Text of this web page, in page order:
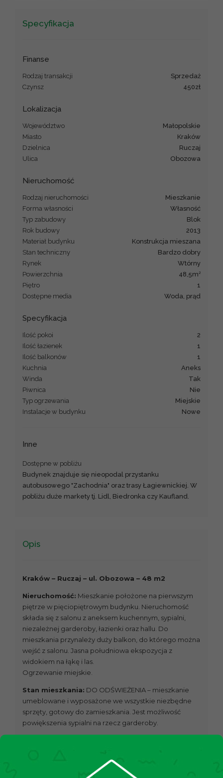
Specyfikacja
Finanse
Rodzaj transakcji
sprzedaż
Czynsz
450zł
Lokalizacja
Województwo
małopolskie
Miasto
Kraków
Dzielnica
Ruczaj
Ulica
Obozowa
Nieruchomość
Rodzaj nieruchomości
mieszkanie
Forma własności
Własność
Typ zabudowy
blok
Rok budowy
2013
Materiał budynku
konstrukcja mieszana
Stan techniczny
Bardzo dobry
Rynek
Wtórny
Powierzchnia
48,5m 2
Piętro
1
Dostępne media
woda, prąd
Specyfikacja
Ilość pokoi
2
Ilość łazienek
1
Ilość balkonów
1
Kuchnia
aneks
Winda
Tak
Piwnica
Nie
Typ ogrzewania
miejskie
Instalacje w budynku
nowe
Inne
Dostępne w pobliżu
Budynek znajduje się nieopodal przystanku
autobusowego "Zachodnia" oraz trasy Łagiewnickiej. W
pobliżu duże markety tj. Lidl, Biedronka czy Kaufland.
Opis
Kraków – Ruczaj – ul. Obozowa – 48 m2
Nieruchomość: Mieszkanie położone na pierwszym
piętrze w pięciopiętrowym budynku. Nieruchomość
składa się z salonu z aneksem kuchennym, sypialni,
niezależnej garderoby, łazienki oraz hallu. Do
mieszkania przynależy duży balkon, do którego można
wejść z salonu. Jasna południowa ekspozycja z
widokiem na łąkę i las.
Ogrzewanie miejskie.
Stan mieszkania: DO ODŚWIEŻENIA – mieszkanie
umeblowane i wyposażone we wszystkie niezbędne
sprzęty, gotowy do zamieszkania. Jest możliwość
powiększenia sypialni na rzecz garderoby.
technicznym. Mieszkanie sprzedawane jest bez
komórki lokatorskiej i miejsca postojowego. W